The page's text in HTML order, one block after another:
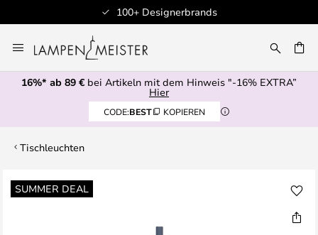
100+ Designerbrands
Inhalt
springen
16%* ab 89 € bei Artikeln mit dem Hinweis "-16% EXTRA”
Hier
CODE:BEST KOPIEREN
Tischleuchten
SUMMER DEAL
Zum
Ende